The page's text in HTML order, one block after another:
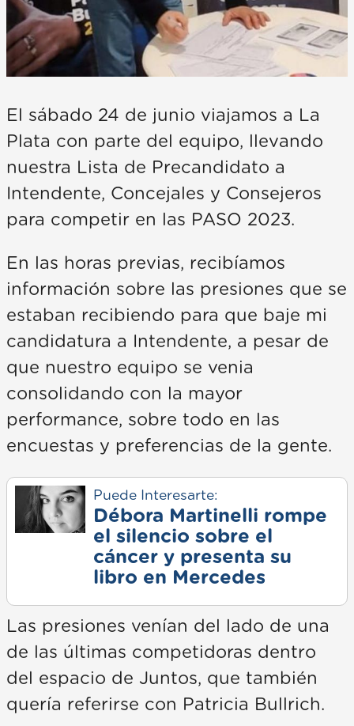
El sábado 24 de junio viajamos a La
Plata con parte del equipo, llevando
nuestra Lista de Precandidato a
Intendente, Concejales y Consejeros
para competir en las PASO 2023.
En las horas previas, recibíamos
información sobre las presiones que se
estaban recibiendo para que baje mi
candidatura a Intendente, a pesar de
que nuestro equipo se venia
consolidando con la mayor
performance, sobre todo en las
encuestas y preferencias de la gente.
Puede Interesarte:
Débora Martinelli rompe
el silencio sobre el
cáncer y presenta su
libro en Mercedes
Las presiones venían del lado de una
de las últimas competidoras dentro
del espacio de Juntos, que también
quería referirse con Patricia Bullrich.